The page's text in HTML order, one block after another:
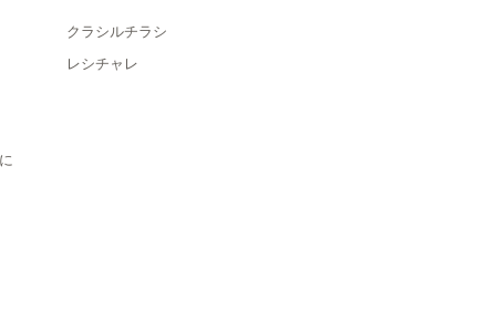
クラシルチラシ
レシチャレ